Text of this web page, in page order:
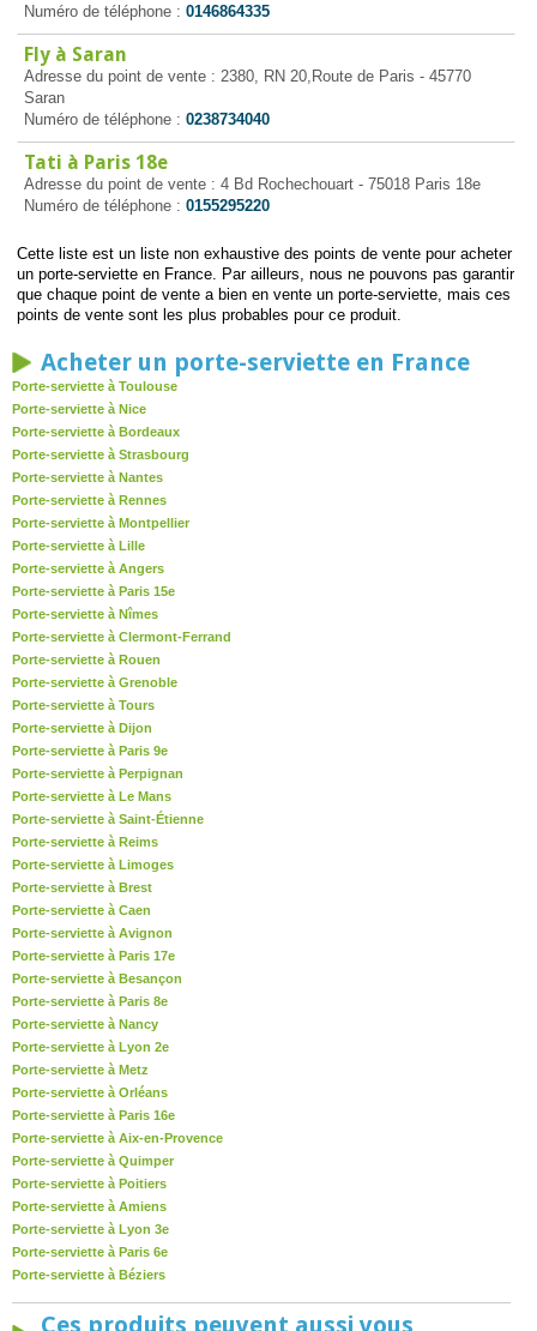
Numéro de téléphone : 0146864335
Fly à Saran
Adresse du point de vente : 2380, RN 20,Route de Paris - 45770
Saran
Numéro de téléphone : 0238734040
Tati à Paris 18e
Adresse du point de vente : 4 Bd Rochechouart - 75018 Paris 18e
Numéro de téléphone : 0155295220
Cette liste est un liste non exhaustive des points de vente pour acheter
un porte-serviette en France. Par ailleurs, nous ne pouvons pas garantir
que chaque point de vente a bien en vente un porte-serviette, mais ces
points de vente sont les plus probables pour ce produit.
Acheter un porte-serviette en France
Porte-serviette à Toulouse
Porte-serviette à Nice
Porte-serviette à Bordeaux
Porte-serviette à Strasbourg
Porte-serviette à Nantes
Porte-serviette à Rennes
Porte-serviette à Montpellier
Porte-serviette à Lille
Porte-serviette à Angers
Porte-serviette à Paris 15e
Porte-serviette à Nîmes
Porte-serviette à Clermont-Ferrand
Porte-serviette à Rouen
Porte-serviette à Grenoble
Porte-serviette à Tours
Porte-serviette à Dijon
Porte-serviette à Paris 9e
Porte-serviette à Perpignan
Porte-serviette à Le Mans
Porte-serviette à Saint-Étienne
Porte-serviette à Reims
Porte-serviette à Limoges
Porte-serviette à Brest
Porte-serviette à Caen
Porte-serviette à Avignon
Porte-serviette à Paris 17e
Porte-serviette à Besançon
Porte-serviette à Paris 8e
Porte-serviette à Nancy
Porte-serviette à Lyon 2e
Porte-serviette à Metz
Porte-serviette à Orléans
Porte-serviette à Paris 16e
Porte-serviette à Aix-en-Provence
Porte-serviette à Quimper
Porte-serviette à Poitiers
Porte-serviette à Amiens
Porte-serviette à Lyon 3e
Porte-serviette à Paris 6e
Porte-serviette à Béziers
Ces produits peuvent aussi vous